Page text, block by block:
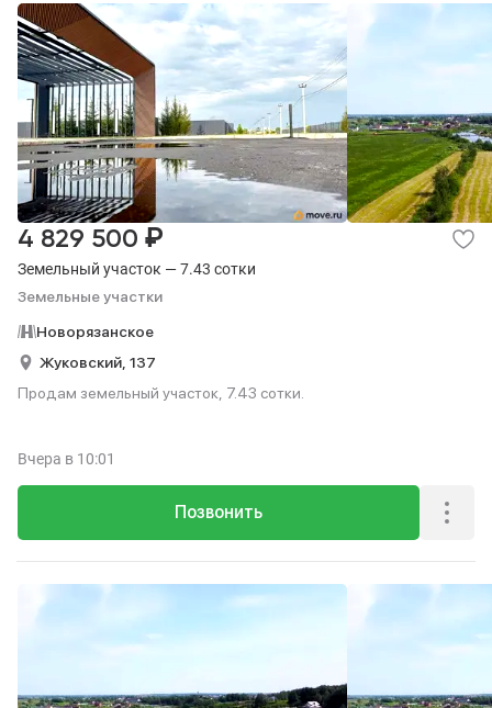
Земельный участок — 7.43 сотки
Земельные участки
4 829 500 ₽
Новорязанское
Жуковский, 137
Продам земельный участок, 7.43 сотки.
Позвонить
Вчера в 10:01